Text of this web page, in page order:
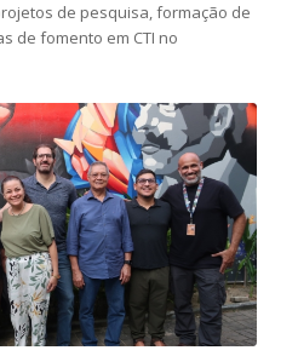
de pesquisa, formação de
de fomento em CTI no